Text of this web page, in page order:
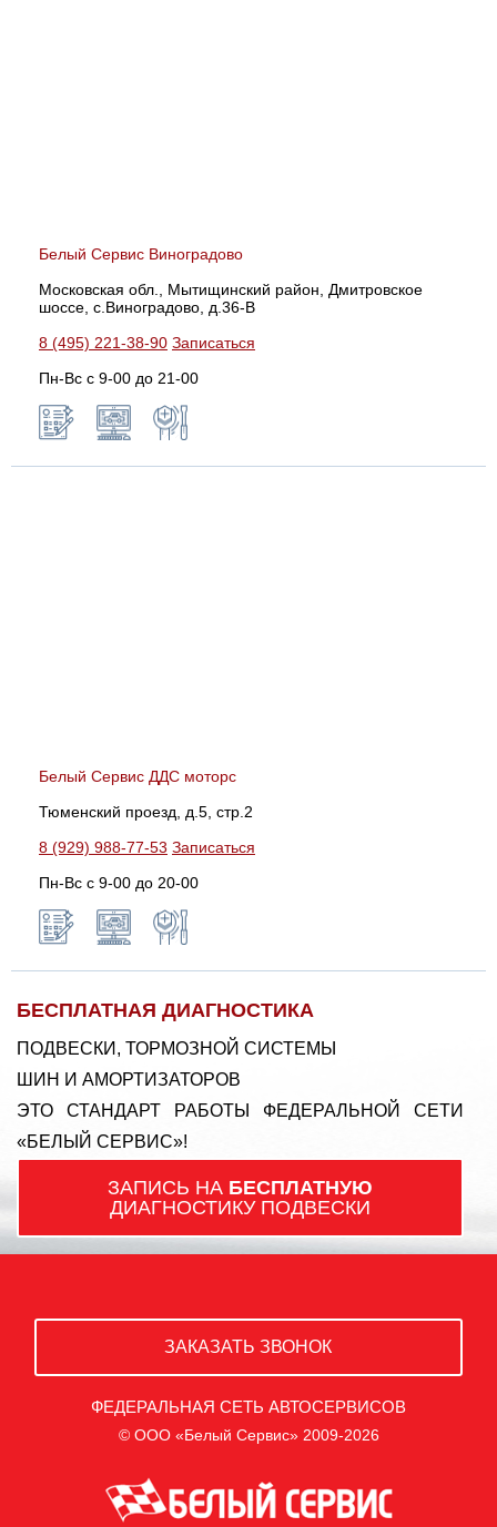
Белый Сервис Виноградово
Московская обл., Мытищинский район, Дмитровское
шоссе, с.Виноградово, д.36-В
8 (495) 221-38-90 Записаться
Пн-Вс с 9-00 до 21-00
Белый Сервис ДДС моторс
Тюменский проезд, д.5, стр.2
8 (929) 988-77-53 Записаться
Пн-Вс c 9-00 до 20-00
БЕСПЛАТНАЯ ДИАГНОСТИКА
ПОДВЕСКИ, ТОРМОЗНОЙ СИСТЕМЫ
ШИН И АМОРТИЗАТОРОВ
ЭТО СТАНДАРТ РАБОТЫ ФЕДЕРАЛЬНОЙ СЕТИ
«БЕЛЫЙ СЕРВИС»!
ЗАПИСЬ НА БЕСПЛАТНУЮ
ДИАГНОСТИКУ ПОДВЕСКИ
ЗАКАЗАТЬ ЗВОНОК
ФЕДЕРАЛЬНАЯ СЕТЬ АВТОСЕРВИСОВ
© ООО «Белый Сервис» 2009-2026